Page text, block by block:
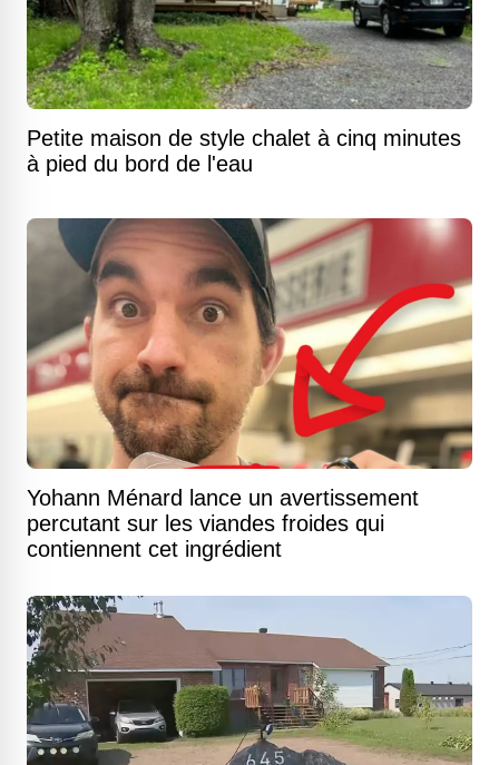
Petite maison de style chalet à cinq minutes
à pied du bord de l'eau
Yohann Ménard lance un avertissement
percutant sur les viandes froides qui
contiennent cet ingrédient